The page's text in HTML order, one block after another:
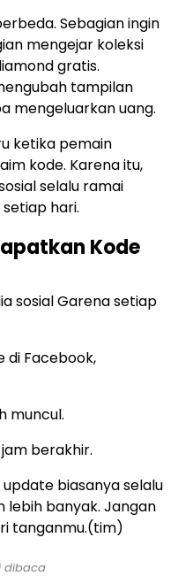
Sebagian ingin
mengejar koleksi
gratis.
tampilan
mengeluarkan uang.
ketika pemain
kode. Karena itu,
selalu ramai
hari.
Kode
sosial Garena setiap
di Facebook,
muncul.
berakhir.
biasanya selalu
lebih banyak. Jangan
tanganmu.(tim)
dibaca